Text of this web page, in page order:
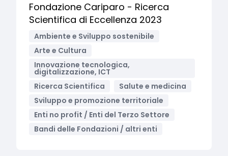
Fondazione Cariparo - Ricerca
Scientifica di Eccellenza 2023
Ambiente e Sviluppo sostenibile
Arte e Cultura
Innovazione tecnologica,
digitalizzazione, ICT
Ricerca Scientifica
Salute e medicina
Sviluppo e promozione territoriale
Enti no profit / Enti del Terzo Settore
Bandi delle Fondazioni / altri enti